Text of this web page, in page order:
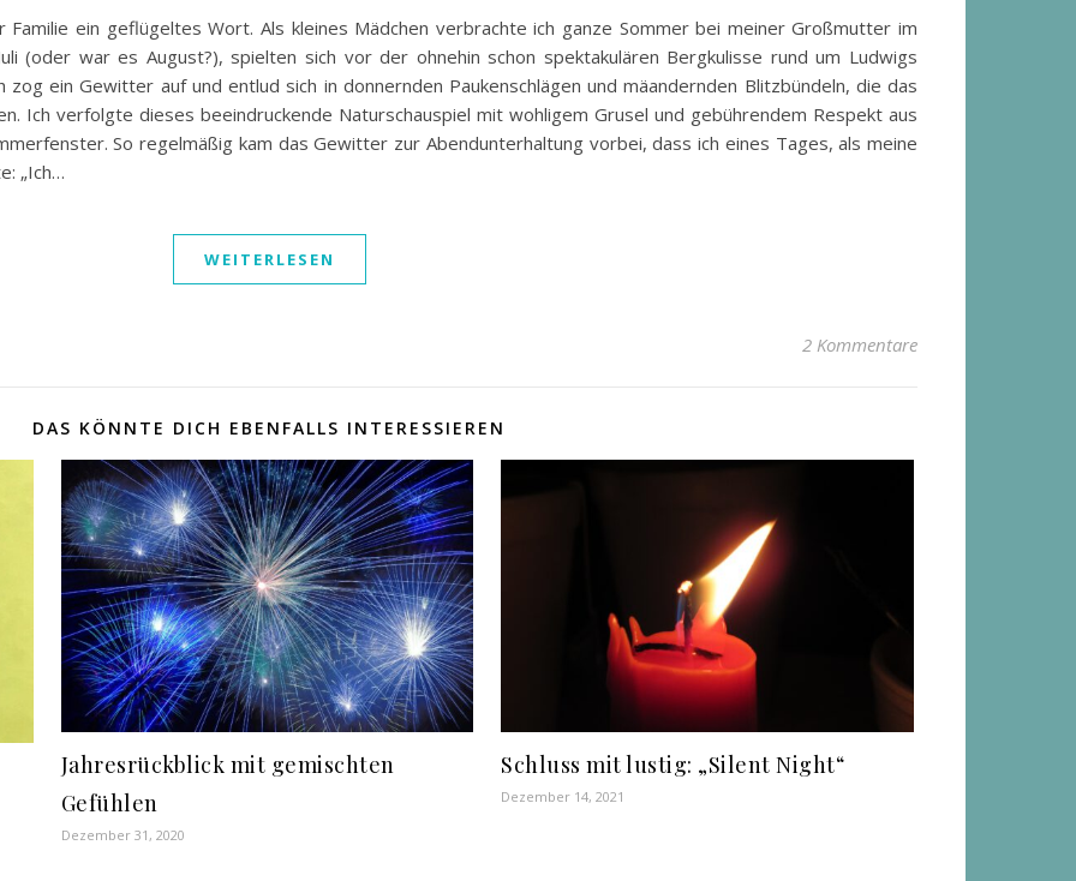
ein geflügeltes Wort. Als kleines Mädchen verbrachte ich ganze Sommer bei meiner Großmutter im
(oder war es August?), spielten sich vor der ohnehin schon spektakulären Bergkulisse rund um Ludwigs
zog ein Gewitter auf und entlud sich in donnernden Paukenschlägen und mäandernden Blitzbündeln, die das
Ich verfolgte dieses beeindruckende Naturschauspiel mit wohligem Grusel und gebührendem Respekt aus
So regelmäßig kam das Gewitter zur Abendunterhaltung vorbei, dass ich eines Tages, als meine
„Ich…
WEITERLESEN
2 Kommentare
DAS KÖNNTE DICH EBENFALLS INTERESSIEREN
Jahresrückblick mit gemischten
Gefühlen
Dezember 31, 2020
Schluss mit lustig: „Silent Night“
Dezember 14, 2021